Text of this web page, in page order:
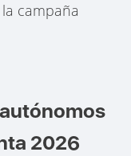
campaña
2026